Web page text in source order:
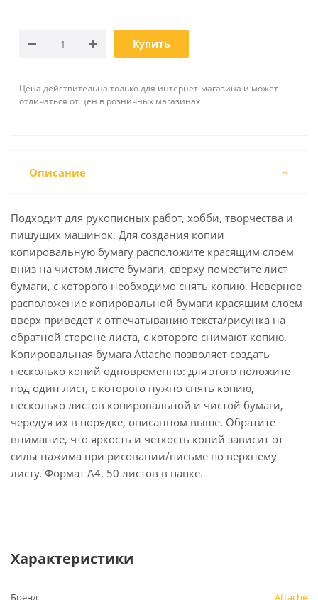
Купить
Цена действительна только для интернет-магазина и может
отличаться от цен в розничных магазинах
Описание
Подходит для рукописных работ, хобби, творчества и
пишущих машинок. Для создания копии
копировальную бумагу расположите красящим слоем
вниз на чистом листе бумаги, сверху поместите лист
бумаги, с которого необходимо снять копию. Неверное
расположение копировальной бумаги красящим слоем
вверх приведет к отпечатыванию текста/рисунка на
обратной стороне листа, с которого снимают копию.
Копировальная бумага Attache позволяет создать
несколько копий одновременно: для этого положите
под один лист, с которого нужно снять копию,
несколько листов копировальной и чистой бумаги,
чередуя их в порядке, описанном выше. Обратите
внимание, что яркость и четкость копий зависит от
силы нажима при рисовании/письме по верхнему
листу. Формат А4. 50 листов в папке.
Характеристики
Бренд Attache